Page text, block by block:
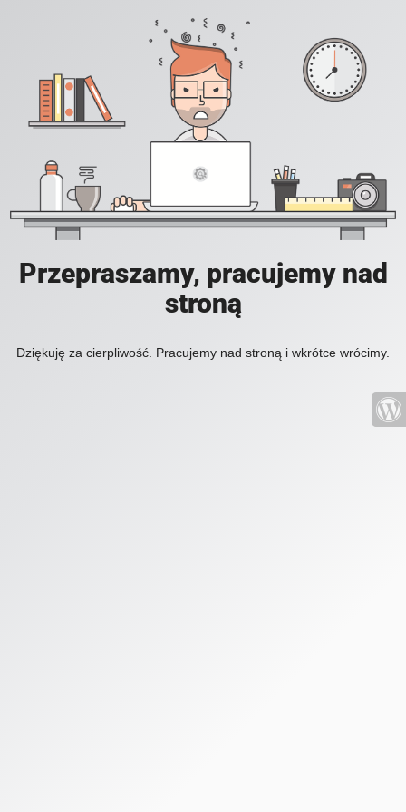
Przepraszamy, pracujemy nad
stroną
Dziękuję za cierpliwość. Pracujemy nad stroną i wkrótce wrócimy.